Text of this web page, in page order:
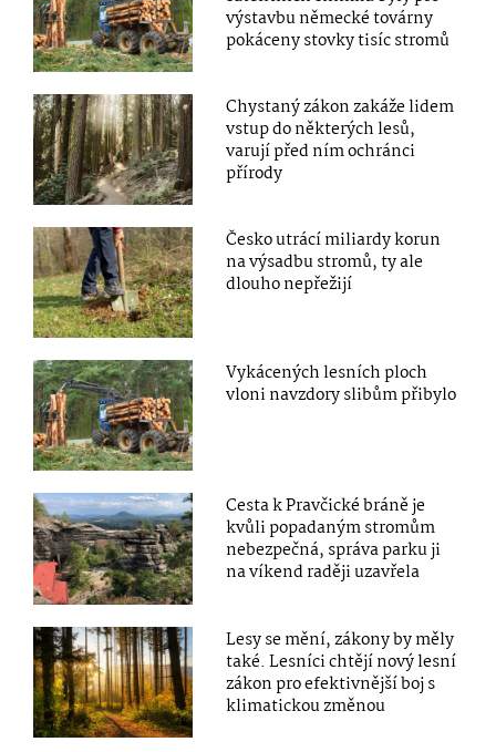
výstavbu německé továrny
pokáceny stovky tisíc stromů
Chystaný zákon zakáže lidem
vstup do některých lesů,
varují před ním ochránci
přírody
Česko utrácí miliardy korun
na výsadbu stromů, ty ale
dlouho nepřežijí
Vykácených lesních ploch
vloni navzdory slibům přibylo
Cesta k Pravčické bráně je
kvůli popadaným stromům
nebezpečná, správa parku ji
na víkend raději uzavřela
Lesy se mění, zákony by měly
také. Lesníci chtějí nový lesní
zákon pro efektivnější boj s
klimatickou změnou